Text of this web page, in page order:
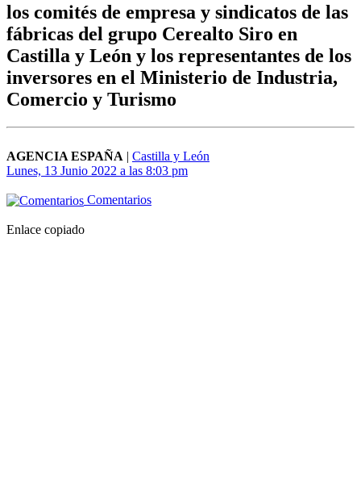
los comités de empresa y sindicatos de las
fábricas del grupo Cerealto Siro en
Castilla y León y los representantes de los
inversores en el Ministerio de Industria,
Comercio y Turismo
AGENCIA ESPAÑA | Castilla y León
Lunes, 13 Junio 2022 a las 8:03 pm
Comentarios
Enlace copiado